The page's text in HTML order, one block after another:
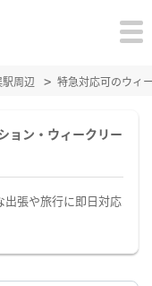
周辺 特急対応可のウィ
ョン・ウィークリー
出張や旅行に即日対応